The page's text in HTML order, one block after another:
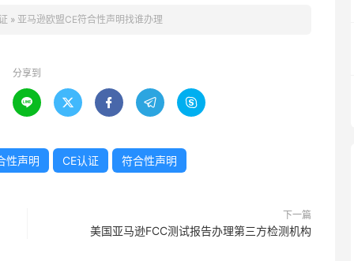
» 亚马逊欧盟CE符合性声明找谁办理
分享到
    
性声明 CE认证 符合性声明
下一篇
美国亚马逊FCC测试报告办理第三方检测机构